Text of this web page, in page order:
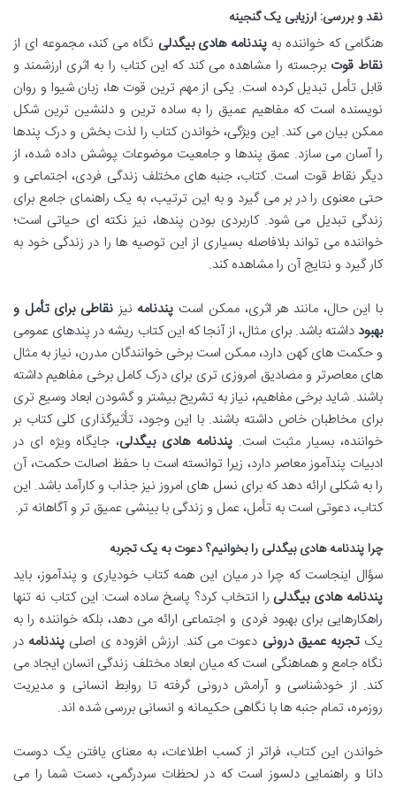
نقد و بررسی: ارزیابی یک گنجینه
هنگامی که خواننده به پندنامه هادی بیگدلی نگاه می کند، مجموعه ای از
نقاط قوت برجسته را مشاهده می کند که این کتاب را به اثری ارزشمند و
قابل تأمل تبدیل کرده است. یکی از مهم ترین قوت ها، زبان شیوا و روان
نویسنده است که مفاهیم عمیق را به ساده ترین و دلنشین ترین شکل
ممکن بیان می کند. این ویژگی، خواندن کتاب را لذت بخش و درک پندها
را آسان می سازد. عمق پندها و جامعیت موضوعات پوشش داده شده، از
دیگر نقاط قوت است. کتاب، جنبه های مختلف زندگی فردی، اجتماعی و
حتی معنوی را در بر می گیرد و به این ترتیب، به یک راهنمای جامع برای
زندگی تبدیل می شود. کاربردی بودن پندها، نیز نکته ای حیاتی است؛
خواننده می تواند بلافاصله بسیاری از این توصیه ها را در زندگی خود به
کار گیرد و نتایج آن را مشاهده کند.
با این حال، مانند هر اثری، ممکن است پندنامه نیز نقاطی برای تأمل و
بهبود داشته باشد. برای مثال، از آنجا که این کتاب ریشه در پندهای عمومی
و حکمت های کهن دارد، ممکن است برخی خوانندگان مدرن، نیاز به مثال
های معاصرتر و مصادیق امروزی تری برای درک کامل برخی مفاهیم داشته
باشند. شاید برخی مفاهیم، نیاز به تشریح بیشتر و گشودن ابعاد وسیع تری
برای مخاطبان خاص داشته باشند. با این وجود، تأثیرگذاری کلی کتاب بر
خواننده، بسیار مثبت است.پندنامه هادی بیگدلی، جایگاه ویژه ای در
ادبیات پندآموز معاصر دارد، زیرا توانسته است با حفظ اصالت حکمت، آن
را به شکلی ارائه دهد که برای نسل های امروز نیز جذاب و کارآمد باشد. این
کتاب، دعوتی است به تأمل، عمل و زندگی با بینشی عمیق تر و آگاهانه تر.
چرا پندنامه هادی بیگدلی را بخوانیم؟ دعوت به یک تجربه
سؤال اینجاست که چرا در میان این همه کتاب خودیاری و پندآموز، باید
پندنامه هادی بیگدلی را انتخاب کرد؟ پاسخ ساده است: این کتاب نه تنها
راهکارهایی برای بهبود فردی و اجتماعی ارائه می دهد، بلکه خواننده را به
یکتجربه عمیق درونی دعوت می کند. ارزش افزوده ی اصلی پندنامه در
نگاه جامع و هماهنگی است که میان ابعاد مختلف زندگی انسان ایجاد می
کند. از خودشناسی و آرامش درونی گرفته تا روابط انسانی و مدیریت
روزمره، تمام جنبه ها با نگاهی حکیمانه و انسانی بررسی شده اند.
خواندن این کتاب، فراتر از کسب اطلاعات، به معنای یافتن یک دوست
دانا و راهنمایی دلسوز است که در لحظات سردرگمی، دست شما را می